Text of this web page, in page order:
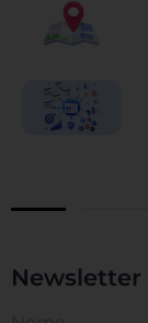
Newsletter